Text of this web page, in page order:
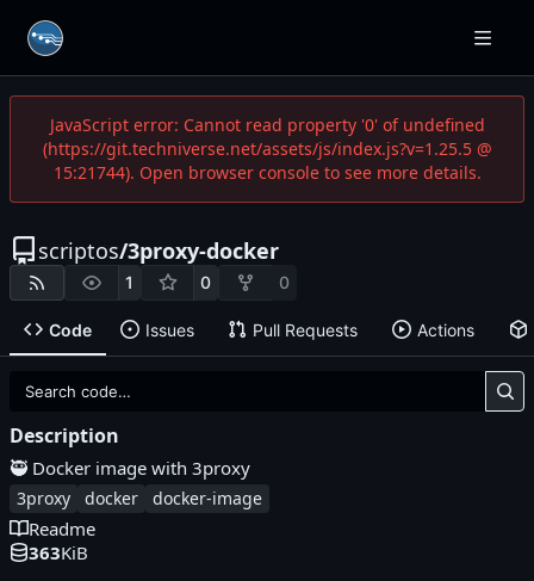
JavaScript error: Cannot read property '0' of undefined
(https://git.techniverse.net/assets/js/index.js?v=1.25.5 @
15:21744). Open browser console to see more details.
scriptos/3proxy-docker
1 0 0
Code Issues Pull Requests Actions
Description
🥷 Docker image with 3proxy
3proxy docker docker-image
Readme
363KiB